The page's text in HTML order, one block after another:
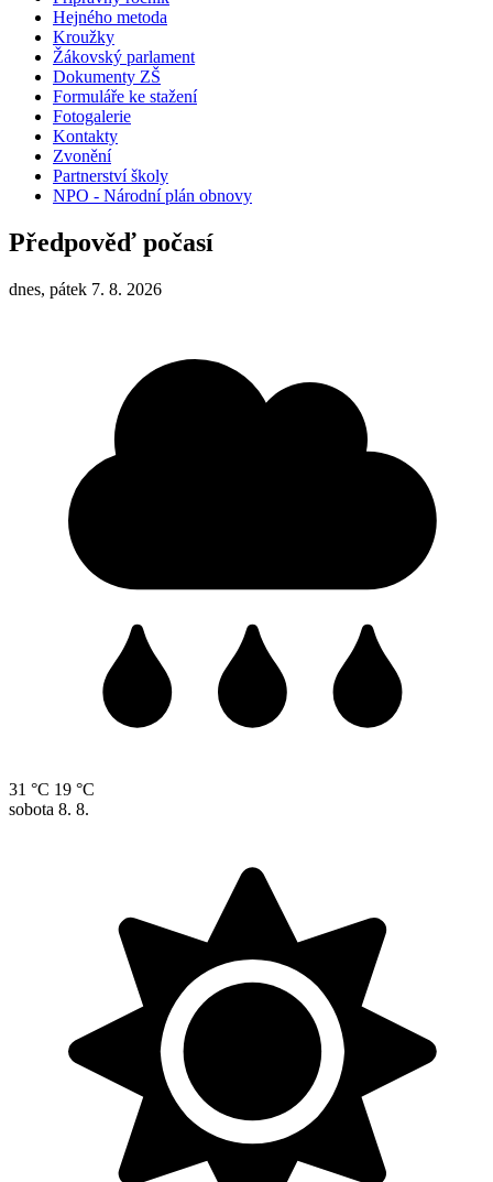
Hejného metoda
Kroužky
Žákovský parlament
Dokumenty ZŠ
Formuláře ke stažení
Fotogalerie
Kontakty
Zvonění
Partnerství školy
NPO - Národní plán obnovy
Předpověď počasí
dnes, pátek 7. 8. 2026
31 °C 19 °C
sobota 8. 8.